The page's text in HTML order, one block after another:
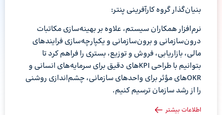
بنیان‌گذار گروه کارآفرینی پنتر:
نرم‌افزار همکاران سیستم، علاوه بر بهینه‌سازی مکاتبات
درون‌سازمانی و برون‌سازمانی و یکپارچه‌سازی فرایندهای
مالی، بازاریابی، فروش و توزیع، بستری را فراهم کرد تا
بتوانیم با طراحی KPIهای دقیق برای سرمایه‌های انسانی و
OKRهای مؤثر برای واحدهای سازمانی، چشم‌اندازی روشنی
را از رشد سازمان ترسیم کنیم.
اطلاعات بیشتر